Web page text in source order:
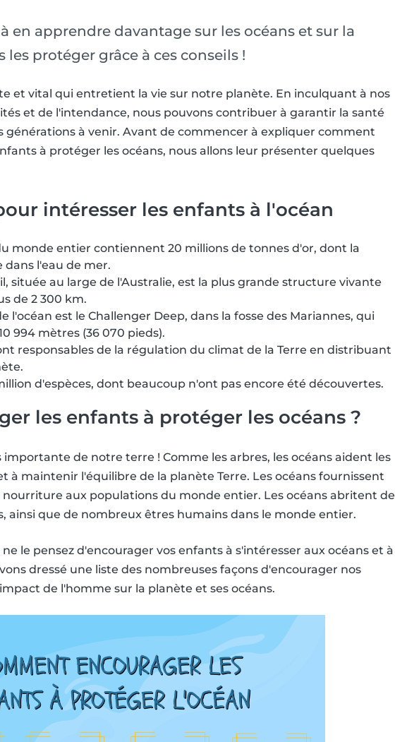
en apprendre davantage sur les océans et sur la
protéger grâce à ces conseils !
et vital qui entretient la vie sur notre planète. En inculquant à nos
et de l'intendance, nous pouvons contribuer à garantir la santé
générations à venir. Avant de commencer à expliquer comment
à protéger les océans, nous allons leur présenter quelques
intéresser les enfants à l'océan
monde entier contiennent 20 millions de tonnes d'or, dont la
l'eau de mer.
située au large de l'Australie, est la plus grande structure vivante
de 2 300 km.
l'océan est le Challenger Deep, dans la fosse des Mariannes, qui
994 mètres (36 070 pieds).
responsables de la régulation du climat de la Terre en distribuant
d'espèces, dont beaucoup n'ont pas encore été découvertes.
les enfants à protéger les océans ?
de notre terre ! Comme les arbres, les océans aident les
à maintenir l'équilibre de la planète Terre. Les océans fournissent
aux populations du monde entier. Les océans abritent de
ainsi que de nombreux êtres humains dans le monde entier.
le pensez d'encourager vos enfants à s'intéresser aux océans et à
dressé une liste des nombreuses façons d'encourager nos
de l'homme sur la planète et ses océans.